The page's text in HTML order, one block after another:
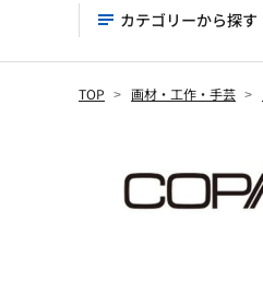
カテゴリーから探す
TOP 画材・工作・手芸